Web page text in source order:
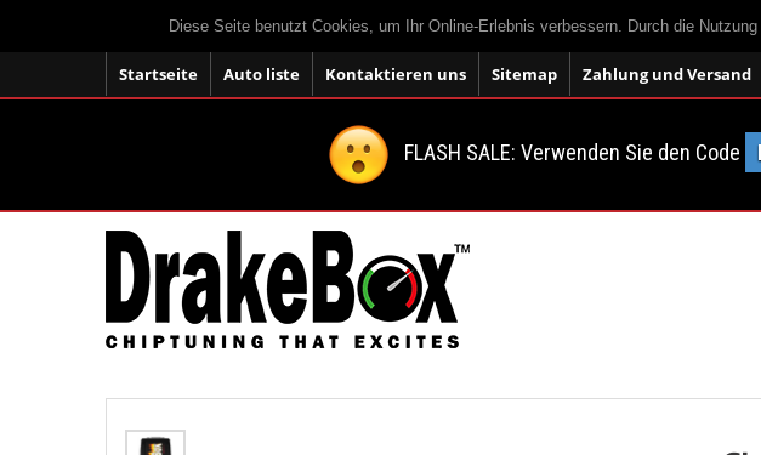
Diese Seite benutzt Cookies, um Ihr Online-Erlebnis verbessern. Durch die
Startseite Auto liste Kontaktieren uns Sitemap Zahlung und Versand
FLASH SALE: Verwenden Sie den Code